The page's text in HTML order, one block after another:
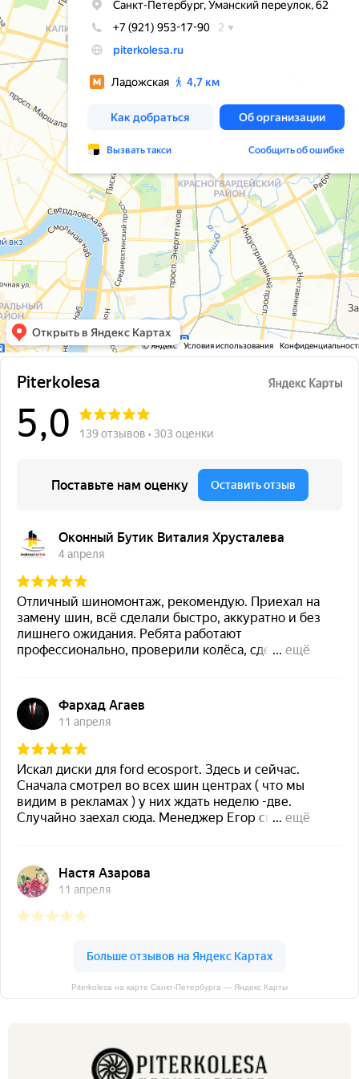
Piterkolesa на карте Санкт‑Петербурга — Яндекс Карты